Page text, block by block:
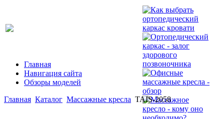
Главная
Навигация сайта
Обзоры моделей
Главная Каталог Массажные кресла TAIS-2058